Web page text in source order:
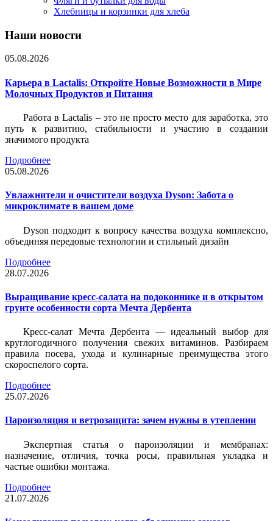
Хлебницы и корзинки для хлеба
Наши новости
05.08.2026
Карьера в Lactalis: Откройте Новые Возможности в Мире
Молочных Продуктов и Питания
Работа в Lactalis – это не просто место для заработка, это
путь к развитию, стабильности и участию в создании
значимого продукта
Подробнее
05.08.2026
Увлажнители и очистители воздуха Dyson: Забота о
микроклимате в вашем доме
Dyson подходит к вопросу качества воздуха комплексно,
объединяя передовые технологии и стильный дизайн
Подробнее
28.07.2026
Выращивание кресс-салата на подоконнике и в открытом
грунте особенности сорта Мечта Дербента
Кресс-салат Мечта Дербента — идеальный выбор для
круглогодичного получения свежих витаминов. Разбираем
правила посева, ухода и кулинарные преимущества этого
скороспелого сорта.
Подробнее
25.07.2026
Пароизоляция и ветрозащита: зачем нужны в утеплении
Экспертная статья о пароизоляции и мембранах:
назначение, отличия, точка росы, правильная укладка и
частые ошибки монтажа.
Подробнее
21.07.2026